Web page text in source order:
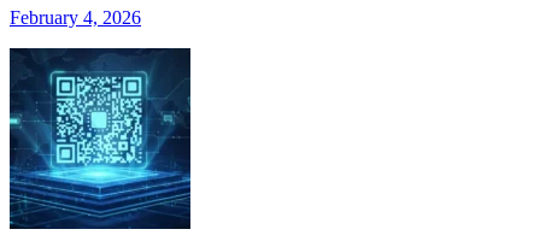
February 4, 2026